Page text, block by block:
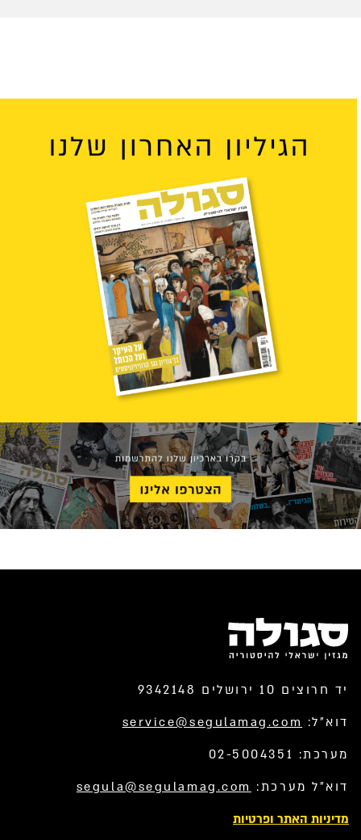
יד חרוצים 10 ירושלים 9342148
דוא”ל: service@segulamag.com
מערכת: 02-5004351
דוא”ל מערכת: segula@segulamag.com
מדיניות האתר ופרטיות